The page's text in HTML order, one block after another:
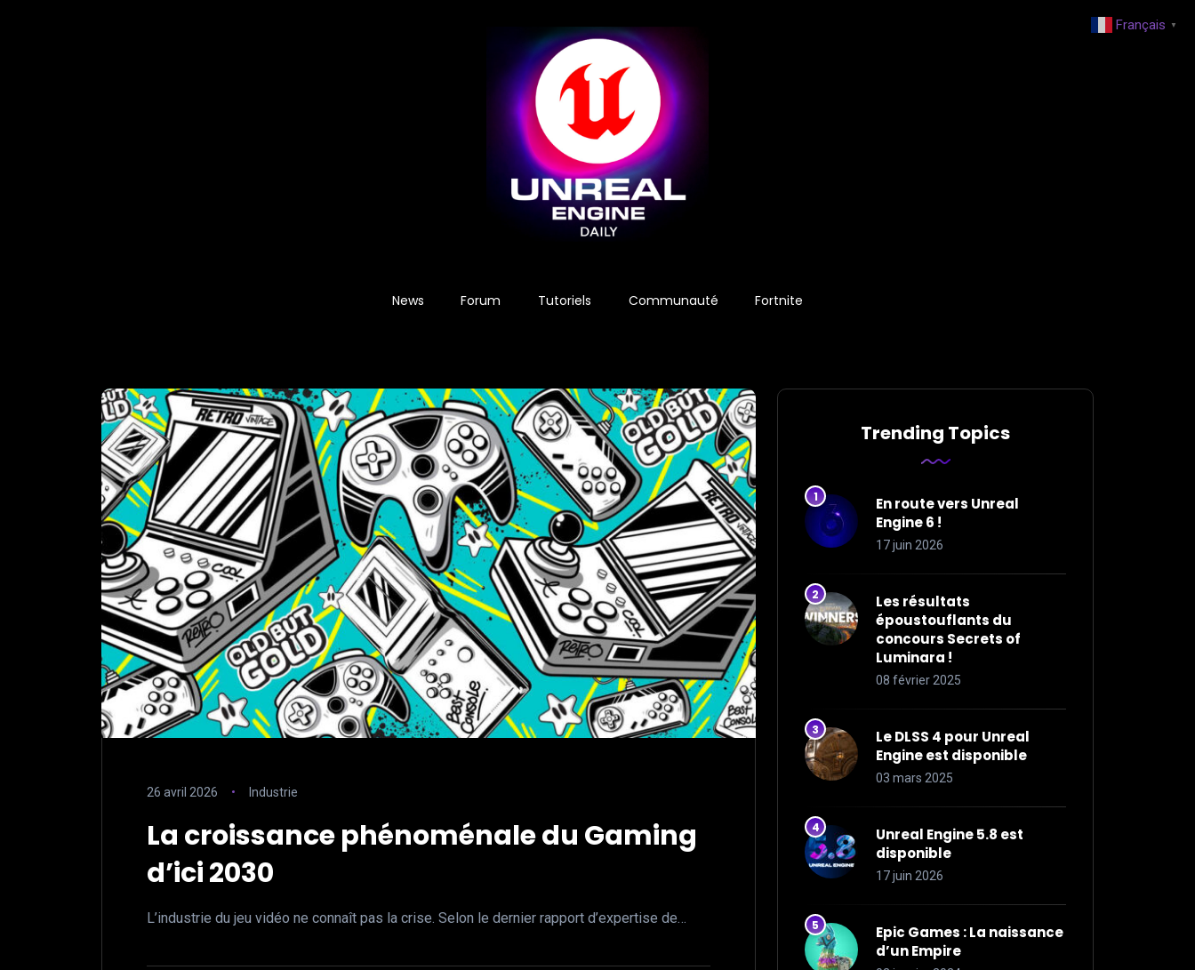
News Forum Tutoriels Communauté Fortnite
26 avril 2026 Industrie
La croissance phénoménale du Gaming
d’ici 2030
L’industrie du jeu vidéo ne connaît pas la crise. Selon le dernier rapport d’expertise de…
Trending Topics
En route vers Unreal
Engine 6 !
17 juin 2026
Les résultats
époustouflants du
concours Secrets of
Luminara !
08 février 2025
Le DLSS 4 pour Unreal
Engine est disponible
03 mars 2025
Unreal Engine 5.8 est
disponible
17 juin 2026
Epic Games : La naissance
d’un Empire
Français ▼